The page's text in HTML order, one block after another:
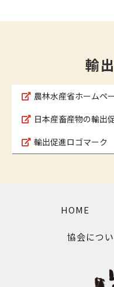
輸
農林水産省ホームペ
日本産畜産物の輸出
輸出促進ロゴマーク
HOME
協会につ